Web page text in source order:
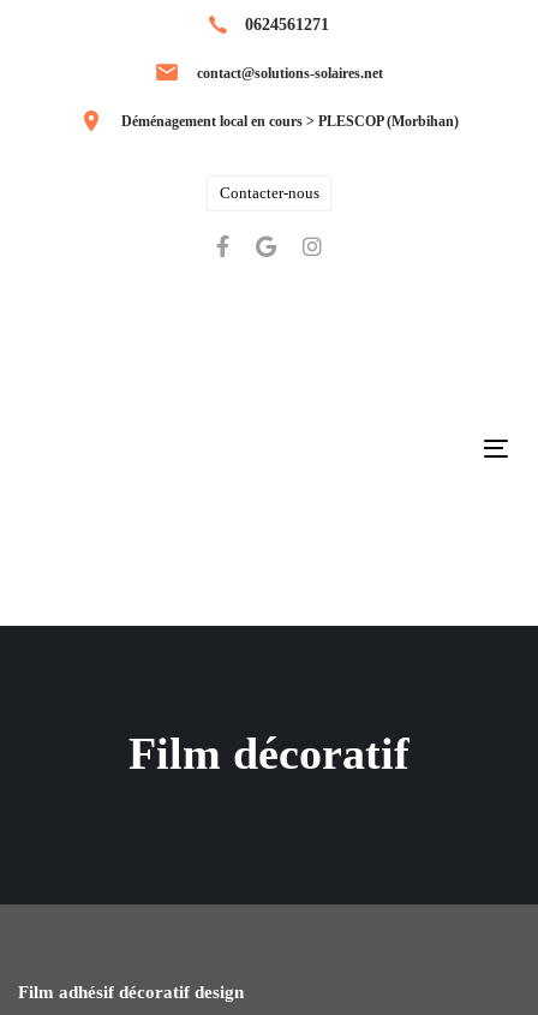
0624561271
contact@solutions-solaires.net
Déménagement local en cours > PLESCOP (Morbihan)
Contacter-nous
Film décoratif
Film adhésif décoratif design